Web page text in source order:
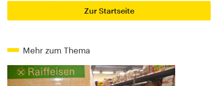
Zur Startseite
Mehr zum Thema